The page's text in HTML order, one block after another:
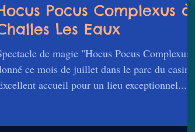
Pocus Complexus à
Les Eaux
de magie "Hocus Pocus Complexus",
ce mois de juillet dans le parc du casino !
accueil pour un lieu exceptionnel...